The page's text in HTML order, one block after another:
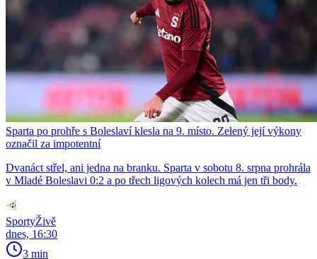
Sparta po prohře s Boleslaví klesla na 9. místo. Zelený její výkony
označil za impotentní
Dvanáct střel, ani jedna na branku. Sparta v sobotu 8. srpna prohrála
v Mladé Boleslavi 0:2 a po třech ligových kolech má jen tři body.
SportyŽivě
dnes, 16:30
3 min